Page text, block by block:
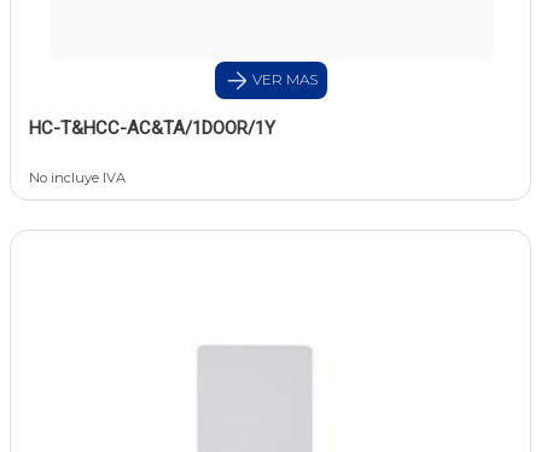
VER MAS
HC-T&HCC-AC&TA/1DOOR/1Y
No incluye IVA